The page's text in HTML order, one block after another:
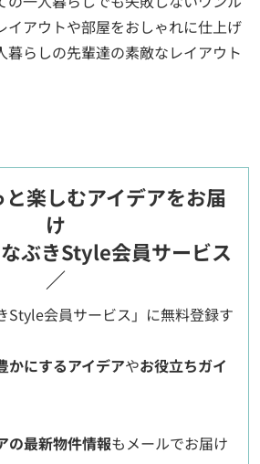
イアウトや部屋をおしゃれに仕上げ
暮らしの先輩達の素敵なレイアウト
楽しむアイデアをお届
け
ぶきStyle会員サービス
／
Style会員サービス」に無料登録す
かにするアイデアやお役立ちガイ
の最新物件情報もメールでお届け